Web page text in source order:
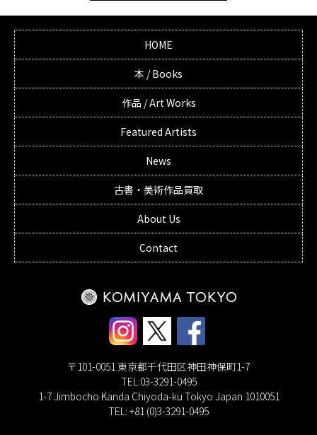
HOME
本 / Books
作品 / Art Works
Featured Artists
News
古書・美術作品買取
About Us
Contact
〒101-0051 東京都千代田区神田神保町1-7
TEL:03-3291-0495
1-7 Jimbocho Kanda Chiyoda-ku Tokyo Japan 1010051
TEL: +81 (0)3-3291-0495